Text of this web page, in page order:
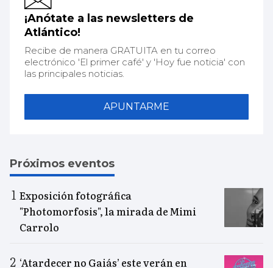
¡Anótate a las newsletters de
Atlántico!
Recibe de manera GRATUITA en tu correo
electrónico 'El primer café' y 'Hoy fue noticia' con
las principales noticias.
APUNTARME
Próximos eventos
Exposición fotográfica
"Photomorfosis", la mirada de Mimi
Carrolo
‘Atardecer no Gaiás’ este verán en